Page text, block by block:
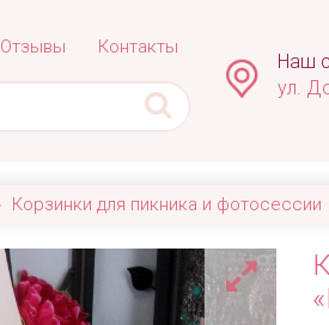
Отзывы Контакты
Наш
ул.
Корзинки для пикника и фотосессии